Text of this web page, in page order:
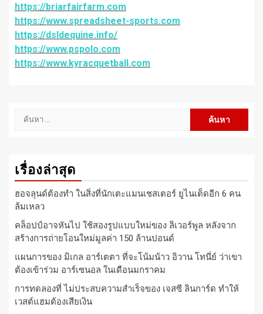
https://briarfairfarm.com
https://www.spreadsheet-sports.com
https://dsldequine.info/
https://www.pspolo.com
https://www.kyracquetball.com
ค้นหา
เรื่องล่าสุด
ฮอจลุนด์ต้องทำ ในสิ่งที่นักเตะแมนเชสเตอร์ ยูไนเต็ดอีก 6 คน
ล้มเหลว
คล็อปป์อาจหันไป ใช้สองรูปแบบใหม่ของ ลิเวอร์พูล หลังจาก
สร้างการถ่ายโอนใหม่มูลค่า 150 ล้านปอนด์
แผนการของ มิเกล อาร์เตตา ที่จะโน้มน้าว อิวาน โทนี่ย์ ว่าเขา
ต้องเข้าร่วม อาร์เซนอล ในเดือนมกราคม
การทดลองที่ ไม่ประสบความสำเร็จของ เจสซี ลินการ์ด ทำให้
เวสต์แฮมต้องเสียเงิน